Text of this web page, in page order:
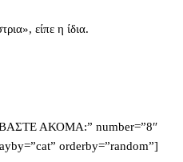
είπε η ίδια.
ΑΚΟΜΑ:” number=”8″
orderby=”random”]